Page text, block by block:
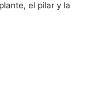
el pilar y la